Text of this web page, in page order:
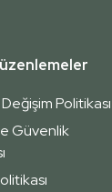
Politikası
Güvenlik